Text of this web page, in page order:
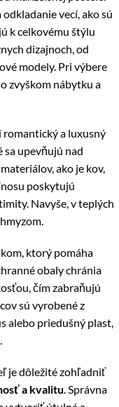
vecí, ako sú
k celkovému štýlu
dizajnoch, od
modely. Pri výbere
zvyškom nábytku a
romantický a luxusný
sa upevňujú nad
ako je kov,
poskytujú
Navyše, v teplých
ktorý pomáha
obaly chránia
čím zabraňujú
sú vyrobené z
alebo priedušný plast,
je dôležité zohľadniť
a kvalitu . Správna